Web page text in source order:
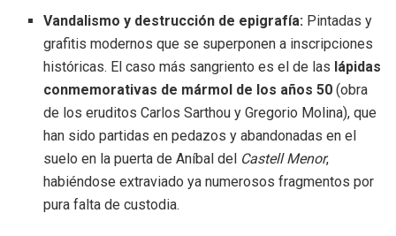
Vandalismo y destrucción de epigrafía: Pintadas y
grafitis modernos que se superponen a inscripciones
históricas. El caso más sangriento es el de las lápidas
conmemorativas de mármol de los años 50 (obra
de los eruditos Carlos Sarthou y Gregorio Molina), que
han sido partidas en pedazos y abandonadas en el
suelo en la puerta de Aníbal del Castell Menor,
habiéndose extraviado ya numerosos fragmentos por
pura falta de custodia.